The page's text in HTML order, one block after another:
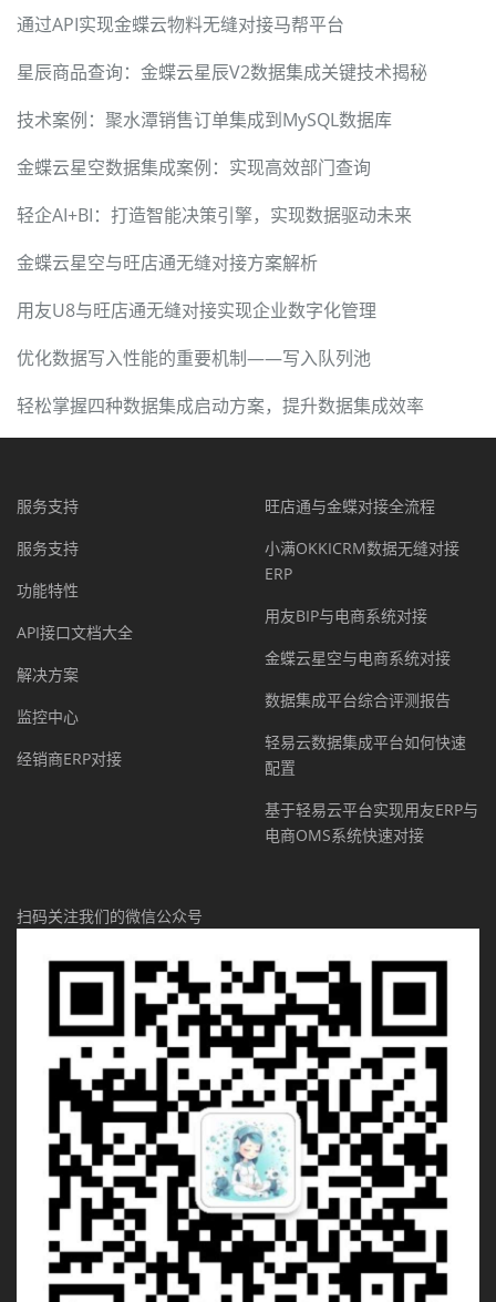
通过API实现金蝶云物料无缝对接马帮平台
星辰商品查询：金蝶云星辰V2数据集成关键技术揭秘
技术案例：聚水潭销售订单集成到MySQL数据库
金蝶云星空数据集成案例：实现高效部门查询
轻企AI+BI：打造智能决策引擎，实现数据驱动未来
金蝶云星空与旺店通无缝对接方案解析
用友U8与旺店通无缝对接实现企业数字化管理
优化数据写入性能的重要机制——写入队列池
轻松掌握四种数据集成启动方案，提升数据集成效率
服务支持
服务支持
功能特性
API接口文档大全
解决方案
监控中心
经销商ERP对接
旺店通与金蝶对接全流程
小满OKKICRM数据无缝对接
ERP
用友BIP与电商系统对接
金蝶云星空与电商系统对接
数据集成平台综合评测报告
轻易云数据集成平台如何快速
配置
基于轻易云平台实现用友ERP与
电商OMS系统快速对接
扫码关注我们的微信公众号